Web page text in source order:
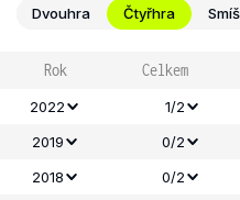
Dvouhra Čtyřhra
Rok Celkem
2022 1/2
2019
0/2
2018
0/2